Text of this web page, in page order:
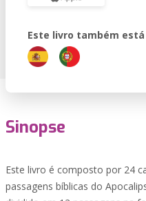
Este livro também está
Sinopse
Este livro é composto por 24
passagens bíblicas do